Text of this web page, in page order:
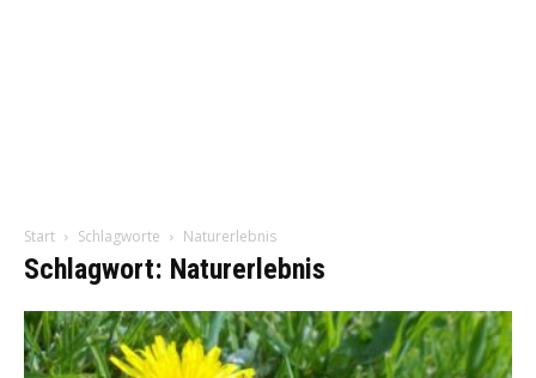
Start Schlagworte Naturerlebnis
Schlagwort: Naturerlebnis